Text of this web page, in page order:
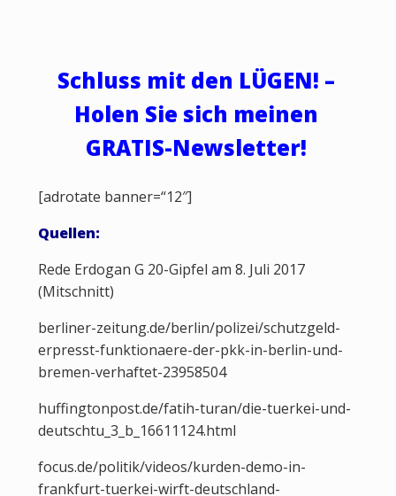
Schluss mit den LÜGEN! –
Holen Sie sich meinen
GRATIS-Newsletter!
[adrotate banner=“12″]
Quellen:
Rede Erdogan G 20-Gipfel am 8. Juli 2017
(Mitschnitt)
berliner-zeitung.de/berlin/polizei/schutzgeld-
erpresst-funktionaere-der-pkk-in-berlin-und-
bremen-verhaftet-23958504
huffingtonpost.de/fatih-turan/die-tuerkei-und-
deutschtu_3_b_16611124.html
focus.de/politik/videos/kurden-demo-in-
frankfurt-tuerkei-wirft-deutschland-